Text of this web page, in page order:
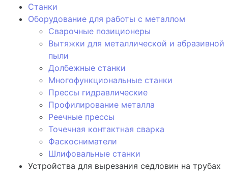
Станки
Оборудование для работы с металлом
Сварочные позиционеры
Вытяжки для металлической и абразивной
пыли
Долбежные станки
Многофункциональные станки
Прессы гидравлические
Профилирование металла
Реечные прессы
Точечная контактная сварка
Фаскосниматели
Шлифовальные станки
Устройства для вырезания седловин на трубаx